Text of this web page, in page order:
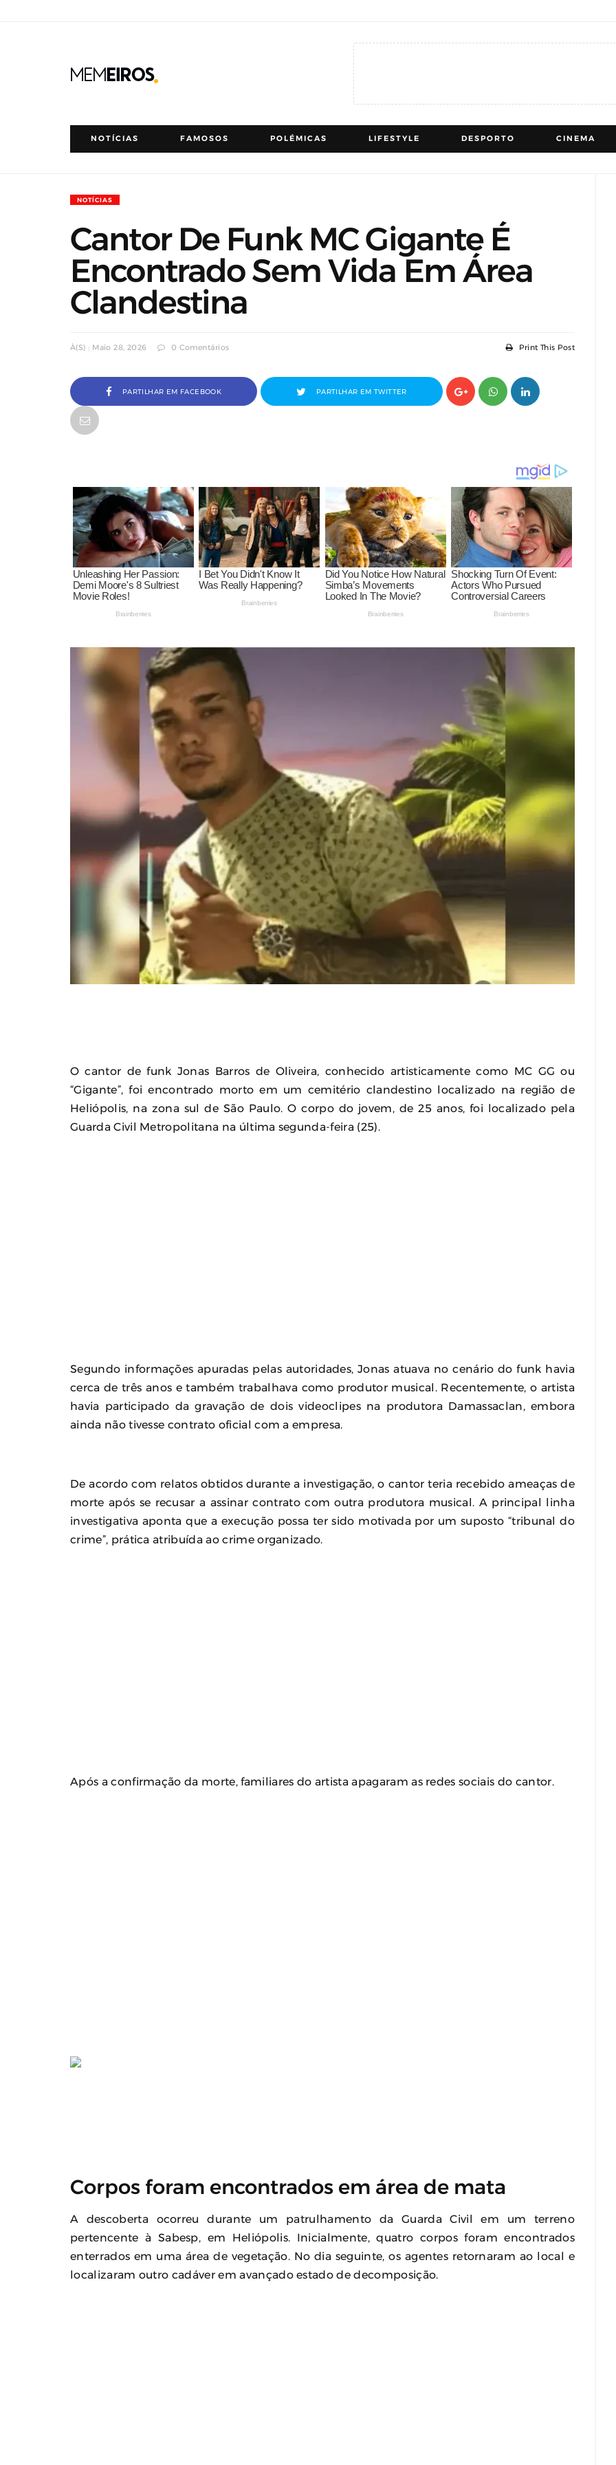
NOTÍCIAS FAMOSOS POLÉMICAS LIFESTYLE DESPORTO CINEMA
NOTÍCIAS
Cantor De Funk MC Gigante É
Encontrado Sem Vida Em Área
Clandestina
À(s) : Maio 28, 2026 0 Comentários Print This Post
PARTILHAR EM FACEBOOK PARTILHAR EM TWITTER
O cantor de funk Jonas Barros de Oliveira, conhecido artisticamente como MC GG ou
“Gigante”, foi encontrado morto em um cemitério clandestino localizado na região de
Heliópolis, na zona sul de São Paulo. O corpo do jovem, de 25 anos, foi localizado pela
Guarda Civil Metropolitana na última segunda-feira (25).
Segundo informações apuradas pelas autoridades, Jonas atuava no cenário do funk havia
cerca de três anos e também trabalhava como produtor musical. Recentemente, o artista
havia participado da gravação de dois videoclipes na produtora Damassaclan, embora
ainda não tivesse contrato oficial com a empresa.
De acordo com relatos obtidos durante a investigação, o cantor teria recebido ameaças de
morte após se recusar a assinar contrato com outra produtora musical. A principal linha
investigativa aponta que a execução possa ter sido motivada por um suposto “tribunal do
crime”, prática atribuída ao crime organizado.
Após a confirmação da morte, familiares do artista apagaram as redes sociais do cantor.
Corpos foram encontrados em área de mata
A descoberta ocorreu durante um patrulhamento da Guarda Civil em um terreno
pertencente à Sabesp, em Heliópolis. Inicialmente, quatro corpos foram encontrados
enterrados em uma área de vegetação. No dia seguinte, os agentes retornaram ao local e
localizaram outro cadáver em avançado estado de decomposição.
Calor Extremo Na Coreia Do Sul Faz 16
Mortes Com Temperaturas Próximas Dos
August 04, 2026
Polícia Investiga Morte De Modelo
Encontrada Em Mala Após Viagem Pela
Europa
August 04, 2026 0